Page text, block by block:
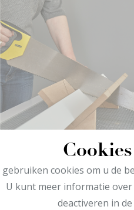
gebruiken cookies om u de
U kunt meer informatie
deactiveren in de